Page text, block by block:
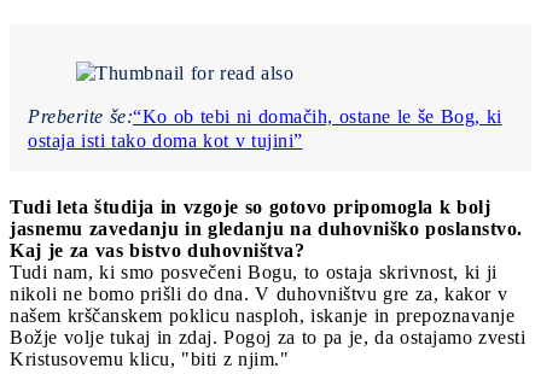
Preberite še:“Ko ob tebi ni domačih, ostane le še Bog, ki
ostaja isti tako doma kot v tujini”
Tudi leta študija in vzgoje so gotovo pripomogla k bolj
jasnemu zavedanju in gledanju na duhovniško poslanstvo.
Kaj je za vas bistvo duhovništva?
Tudi nam, ki smo posvečeni Bogu, to ostaja skrivnost, ki ji
nikoli ne bomo prišli do dna. V duhovništvu gre za, kakor v
našem krščanskem poklicu nasploh, iskanje in prepoznavanje
Božje volje tukaj in zdaj. Pogoj za to pa je, da ostajamo zvesti
Kristusovemu klicu, "biti z njim."